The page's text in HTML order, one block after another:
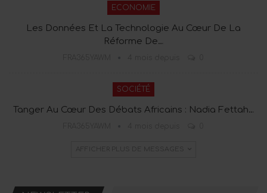
ECONOMIE
Les Données Et La Technologie Au Cœur De La
Réforme De…
SOCIÉTÉ
Tanger Au Cœur Des Débats Africains : Nadia Fettah…
AFFICHER PLUS DE MESSAGES